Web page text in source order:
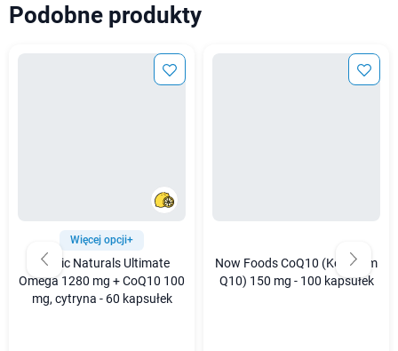
Podobne produkty
Więcej opcji+
Nordic Naturals Ultimate
Omega 1280 mg + CoQ10 100
mg, cytryna - 60 kapsułek
Now Foods CoQ10 (Koenzym
Q10) 150 mg - 100 kapsułek